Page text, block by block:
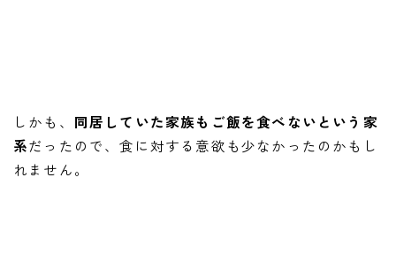
しかも、 同居していた家族もご飯を食べないという家
系だったので、食に対する意欲も少なかったのかもし
れません。